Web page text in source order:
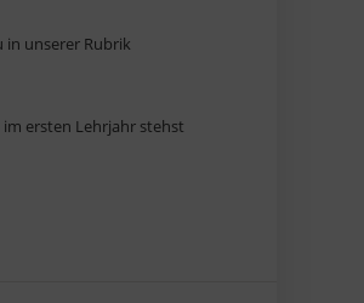
in unserer Rubrik
ersten Lehrjahr stehst